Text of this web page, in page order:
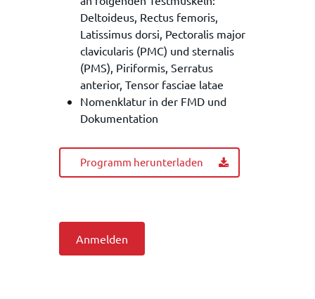
Deltoideus, Rectus femoris,
Latissimus dorsi, Pectoralis major
clavicularis (PMC) und sternalis
(PMS), Piriformis, Serratus
anterior, Tensor fasciae latae
Nomenklatur in der FMD und
Dokumentation
Programm herunterladen
Anmelden